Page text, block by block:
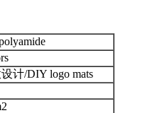
计/DIY logo mats